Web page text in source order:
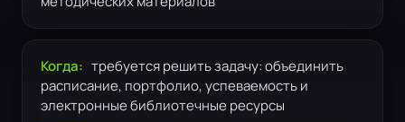
Когда: требуется решить задачу: объединить
расписание, портфолио, успеваемость и
электронные библиотечные ресурсы